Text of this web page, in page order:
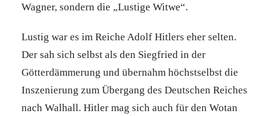
Wagner, sondern die „Lustige Witwe“.
Lustig war es im Reiche Adolf Hitlers eher selten.
Der sah sich selbst als den Siegfried in der
Götterdämmerung und übernahm höchstselbst die
Inszenierung zum Übergang des Deutschen Reiches
nach Walhall. Hitler mag sich auch für den Wotan